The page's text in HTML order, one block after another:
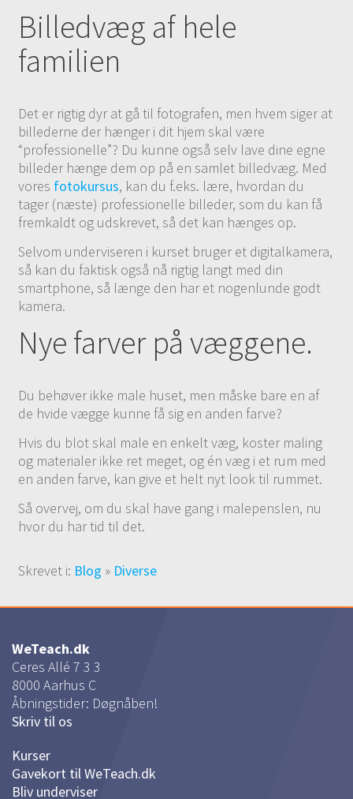
Billedvæg af hele
familien
Det er rigtig dyr at gå til fotografen, men hvem siger at
billederne der hænger i dit hjem skal være
“professionelle”? Du kunne også selv lave dine egne
billeder hænge dem op på en samlet billedvæg. Med
vores fotokursus, kan du f.eks. lære, hvordan du
tager (næste) professionelle billeder, som du kan få
fremkaldt og udskrevet, så det kan hænges op.
Selvom underviseren i kurset bruger et digitalkamera,
så kan du faktisk også nå rigtig langt med din
smartphone, så længe den har et nogenlunde godt
kamera.
Nye farver på væggene.
Du behøver ikke male huset, men måske bare en af
de hvide vægge kunne få sig en anden farve?
Hvis du blot skal male en enkelt væg, koster maling
og materialer ikke ret meget, og én væg i et rum med
en anden farve, kan give et helt nyt look til rummet.
Så overvej, om du skal have gang i malepenslen, nu
hvor du har tid til det.
Skrevet i: Blog » Diverse
WeTeach.dk
Ceres Allé 7 3 3
8000 Aarhus C
Åbningstider: Døgnåben!
Skriv til os
Kurser
Gavekort til WeTeach.dk
Bliv underviser